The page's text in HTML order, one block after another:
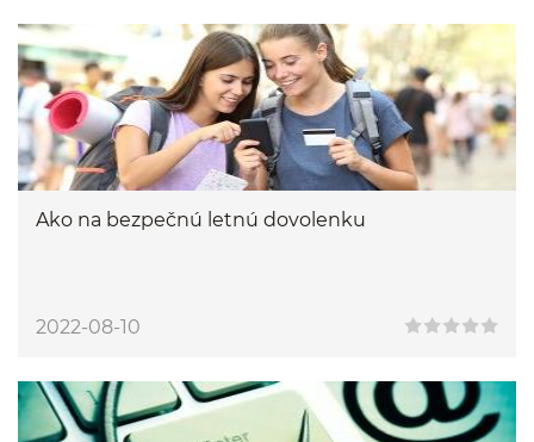
Ako na bezpečnú letnú dovolenku
2022-08-10